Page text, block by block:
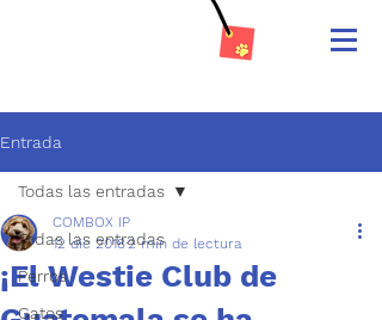
Entrada
Todas las entradas
Perros
Gatos
Todas las entradas
¡El Westie Club de
COMBOX IP
12 dic 20182 min de lectura